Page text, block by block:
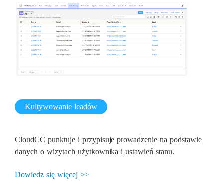
Kultywowanie leadów
CloudCC punktuje i przypisuje prowadzenie na podstawie
danych o wizytach użytkownika i ustawień stanu.
Dowiedz się więcej >>